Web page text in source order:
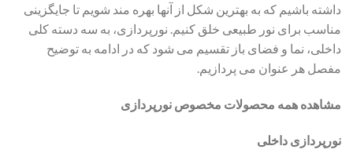
داشته باشیم که به بهترین شکل از آنها بهره مند شویم تا جایگزینی
مناسب برای نور طبیعی خلق کنیم. نورپردازی، به سه دسته کلی
داخلی، نما و فضای باز تقسیم می شود که در ادامه به توضیح
مفصل هر عنوان می پردازیم.
مشاهده همه محصولات مخصوص نورپردازی
نورپردازی داخلی